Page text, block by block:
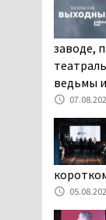
Нижнего
«Упырь»
под
заводе,
ведьмы